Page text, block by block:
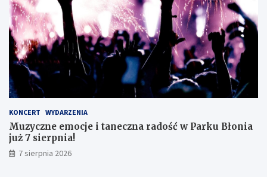
d
o
s
k
o
n
a
ł
m
i
w
y
o
!
KONCERT WYDARZENIA
Muzyczne emocje i taneczna radość w Parku Błonia
już 7 sierpnia!
7 sierpnia 2026